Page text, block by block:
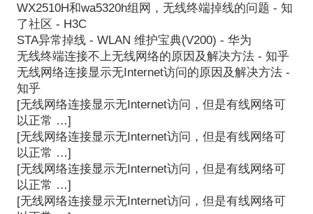
WX2510H和wa5320h组网，无线终端掉线的问题 - 知
了社区 - H3C
STA异常掉线 - WLAN 维护宝典(V200) - 华为
无线终端连接不上无线网络的原因及解决方法 - 知乎
无线网络连接显示无Internet访问的原因及解决方法 -
知乎
[无线网络连接显示无Internet访问，但是有线网络可
以正常 …]
[无线网络连接显示无Internet访问，但是有线网络可
以正常 …]
[无线网络连接显示无Internet访问，但是有线网络可
以正常 …]
[无线网络连接显示无Internet访问，但是有线网络可